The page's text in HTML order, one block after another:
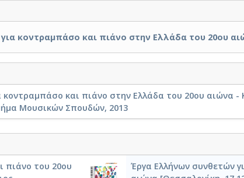
κοντραμπάσο και πιάνο στην Ελλάδα του 20ου
και πιάνο στην Ελλάδα του 20ου αιώνα -
Μουσικών Σπουδών, 2013
πιάνο του 20ου
Έργα Ελλήνων συνθετών